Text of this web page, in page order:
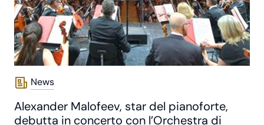
News
Alexander Malofeev, star del pianoforte,
debutta in concerto con l’Orchestra di